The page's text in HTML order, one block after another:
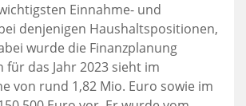
Einnahme- und
denjenigen Haushaltspositionen,
wurde die Finanzplanung
das Jahr 2023 sieht im
von rund 1,82 Mio. Euro sowie im